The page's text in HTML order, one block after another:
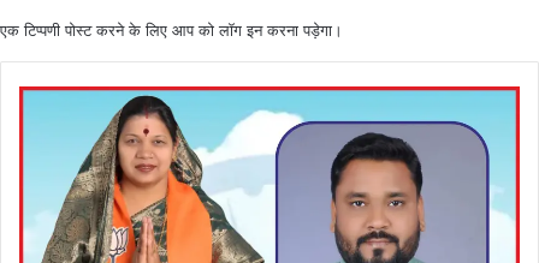
एक टिप्पणी पोस्ट करने के लिए आप कोलॉग इनकरना पड़ेगा।